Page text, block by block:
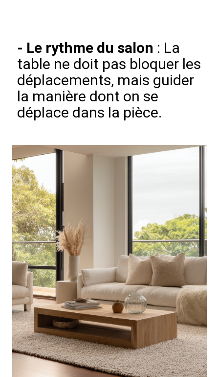
- Le rythme du salon : La
table ne doit pas bloquer les
déplacements, mais guider
la manière dont on se
déplace dans la pièce.